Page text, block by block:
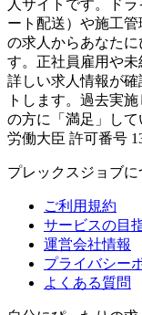
人サイトです。ド
ート配送）や施工
の求人からあなた
す。正社員雇用や
詳しい求人情報が
トします。過去実
の方に「満足」し
労働大臣 許可番号
プレックスジョブに
ご利用規約
サービスの目
運営会社情報
プライバシー
よくある質問